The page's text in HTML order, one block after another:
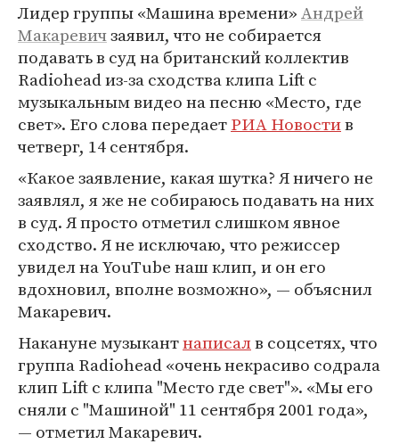
Лидер группы «Машина времени»Андрей
Макаревичзаявил, что не собирается
подавать в суд на британский коллектив
Radiohead из-за сходства клипа Lift с
музыкальным видео на песню «Место, где
свет». Его слова передаетРИА Новостив
четверг, 14 сентября.
«Какое заявление, какая шутка? Я ничего не
заявлял, я же не собираюсь подавать на них
в суд. Я просто отметил слишком явное
сходство. Я не исключаю, что режиссер
увидел на YouTube наш клип, и он его
вдохновил, вполне возможно», — объяснил
Макаревич.
Накануне музыкантнаписалв соцсетях, что
группа Radiohead «очень некрасиво содрала
клип Lift с клипа "Место где свет"». «Мы его
сняли с "Машиной" 11 сентября 2001 года»,
— отметил Макаревич.